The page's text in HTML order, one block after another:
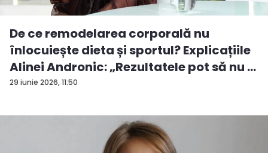
29 iunie 2026, 11:50
De ce remodelarea corporală nu
înlocuiește dieta și sportul? Explicațiile
Alinei Andronic: „Rezultatele pot să nu ...